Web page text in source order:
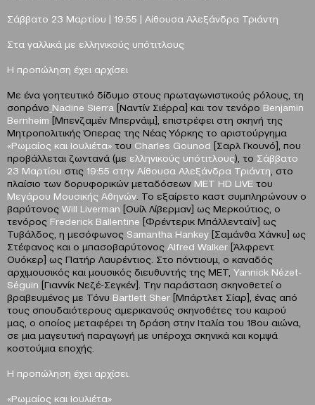
Σάββατο 23 Μαρτίου | 19:55 | Αίθουσα Αλεξάνδρα Τριάντη
Στα γαλλικά με ελληνικούς υπότιτλους
Η προπώληση έχει αρχίσει
Με ένα γοητευτικό δίδυμο στους πρωταγωνιστικούς ρόλους, τη
σοπράνο Nadine Sierra [Ναντίν Σιέρρα] και τον τενόρο Benjamin
Bernheim [Μπενζαμέν Μπερνάιμ], επιστρέφει στη σκηνή της
Μητροπολιτικής Όπερας της Νέας Υόρκης το αριστούργημα
«Ρωμαίος και Ιουλιέτα» του Charles Gounod [Σαρλ Γκουνό], που
προβάλλεται ζωντανά (με ελληνικούς υπότιτλους), το Σάββατο
23 Μαρτίου στις 19:55 στην Αίθουσα Αλεξάνδρα Τριάντη , στο
πλαίσιο των δορυφορικών μεταδόσεων MET HD LIVE του
Μεγάρου Μουσικής Αθηνών . Το εξαίρετο καστ συμπληρώνουν ο
βαρύτονος Will Liverman [Ουίλ Λίβερμαν] ως Μερκούτιος, ο
τενόρος Frederick Ballentine [Φρέντερικ Μπάλλενταϊν] ως
Τυβάλδος, η μεσόφωνος Samantha Hankey [Σαμάνθα Χάνκυ] ως
Στέφανος και ο μπασοβαρύτονος Alfred Walker [Άλφρεντ
Ουόκερ] ως Πατήρ Λαυρέντιος. Στο πόντιουμ, ο καναδός
αρχιμουσικός και μουσικός διευθυντής της ΜΕΤ, Yannick Nézet-
Séguin [Γιαννίκ Νεζέ-Σεγκέν]. Tην παράσταση σκηνοθετεί ο
βραβευμένος με Τόνυ Bartlett Sher [Μπάρτλετ Σίαρ], ένας από
τους σπουδαιότερους αμερικανούς σκηνοθέτες του καιρού
μας, ο οποίος μεταφέρει τη δράση στην Ιταλία του 18ου αιώνα,
σε μια μαγευτική παραγωγή με υπέροχα σκηνικά και κομψά
κοστούμια εποχής.
H προπώληση έχει αρχίσει.
«Ρωμαίος και Ιουλιέτα»